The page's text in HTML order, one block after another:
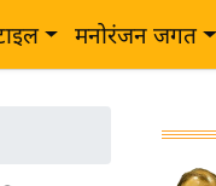
मनोरंजन जगत